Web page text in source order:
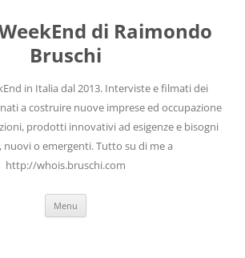
di Raimondo
Bruschi
in Italia dal 2013. Interviste e filmati dei
a costruire nuove imprese ed occupazione
prodotti innovativi ad esigenze e bisogni
nuovi o emergenti. Tutto su di me a
http://whois.bruschi.com
Menu